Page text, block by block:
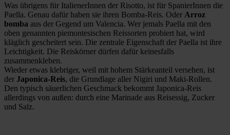
Was übrigens für ItalienerInnen der Risotto, ist für SpanierInnen die
Paella. Genau dafür haben sie ihren Bomba-Reis. Oder Arroz
bomba aus der Gegend um Valencia. Wer jemals Paella mit den
oben genannten piemontesischen Reissorten probiert hat, wird
kläglich gescheitert sein. Die zentrale Eigenschaft der Paella ist ihre
Leichtigkeit. Die Reiskörner dürfen dafür keinesfalls
zusammenkleben.
Wieder etwas klebriger, weil mit hohem Stärkeanteil versehen, ist
der Japonica-Reis, die Grundlage aller Nigiri und Maki-Rollen.
Den typisch säuerlichen Geschmack bekommt Japonica-Reis
allerdings von außen: durch eine Marinade aus Reisessig, Zucker
und Salz.